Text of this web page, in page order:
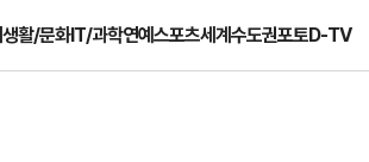
생활/문화IT/과학연예스포츠세계수도권포토D-TV